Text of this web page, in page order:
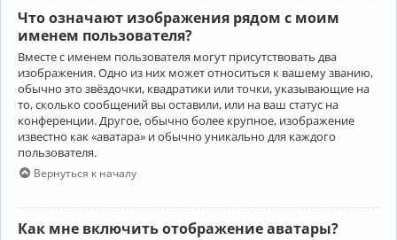
Что означают изображения рядом с моим
именем пользователя?
Вместе с именем пользователя могут присутствовать два
изображения. Одно из них может относиться к вашему званию,
обычно это звёздочки, квадратики или точки, указывающие на
то, сколько сообщений вы оставили, или на ваш статус на
конференции. Другое, обычно более крупное, изображение
известно как «аватара» и обычно уникально для каждого
пользователя.
Вернуться к началу
Как мне включить отображение аватары?